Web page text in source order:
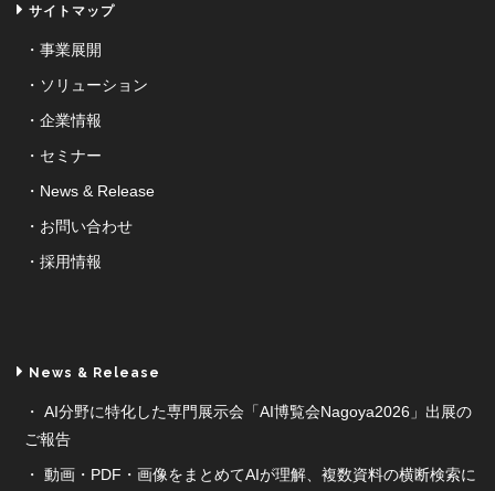
サイトマップ
事業展開
ソリューション
企業情報
セミナー
News & Release
お問い合わせ
採用情報
News & Release
AI分野に特化した専門展示会「AI博覧会Nagoya2026」出展の
ご報告
動画・PDF・画像をまとめてAIが理解、複数資料の横断検索に